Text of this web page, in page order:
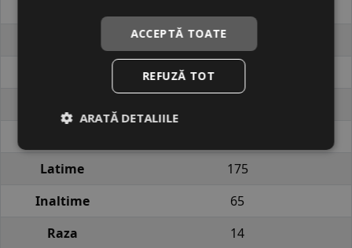
#16045034
6959956752973
Latime
175
Inaltime
65
Raza
14
ACCEPTĂ TOATE
REFUZĂ TOT
ARATĂ DETALIILE